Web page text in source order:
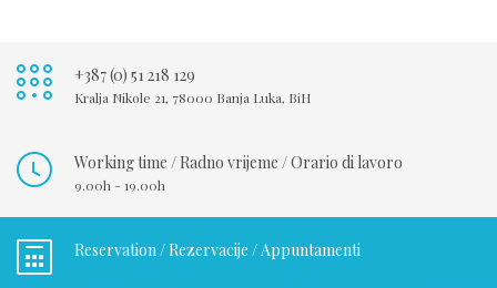
+387 (0) 51 218 129
Kralja Nikole 21, 78000 Banja Luka, BiH
Working time / Radno vrijeme / Orario di lavoro
9.00h - 19.00h
Reservation / Rezervacije / Appuntamenti